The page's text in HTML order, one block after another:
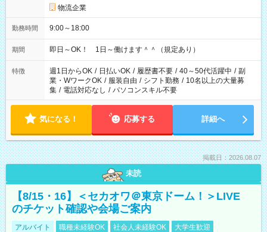
物流企業
勤務時間 9:00～18:00
期間 即日～OK！ 1日～働けます＾＾（規定あり）
特徴 週1日からOK / 日払いOK / 履歴書不要 / 40～50代活躍中 / 副
業・WワークOK / 服装自由 / シフト勤務 / 10名以上の大量募
集 / 電話対応なし / パソコンスキル不要
気になる！ 応募する 詳細へ
掲載日：2026.08.07
未読
【8/15・16】＜セカオワ＠東京ドーム！＞LIVE
のチケット確認や会場ご案内
アルバイト 職種未経験OK 社会人未経験OK
大学生歓迎